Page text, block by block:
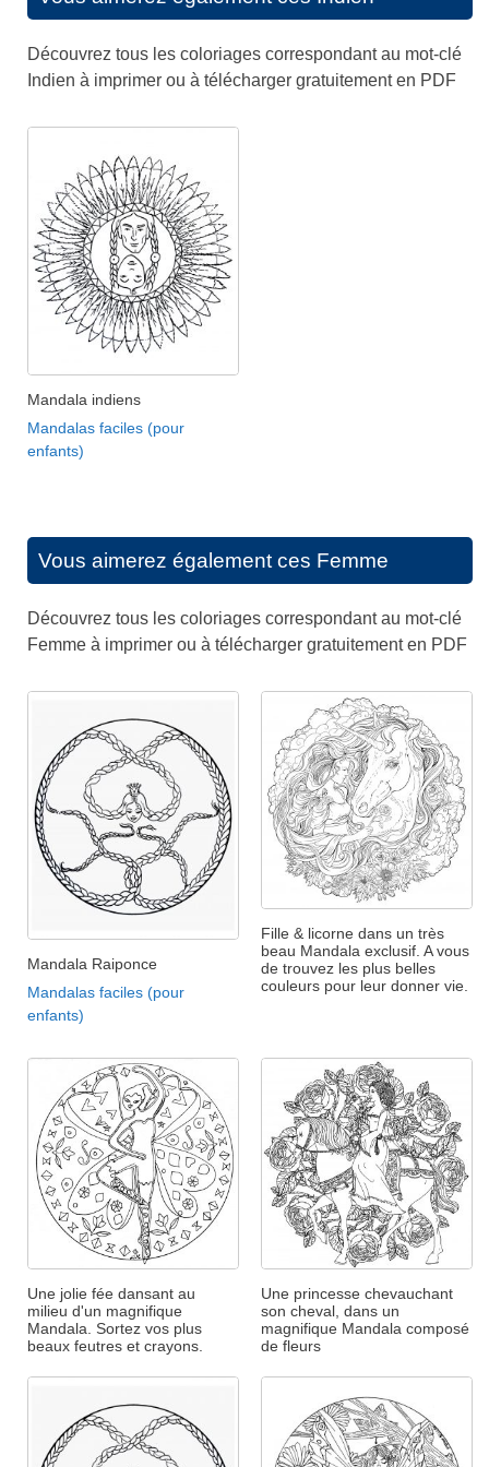
Découvrez tous les coloriages correspondant au mot-clé
Indien à imprimer ou à télécharger gratuitement en PDF
Mandala indiens
Mandalas faciles (pour
enfants)
Vous aimerez également ces Femme
Découvrez tous les coloriages correspondant au mot-clé
Femme à imprimer ou à télécharger gratuitement en PDF
Mandala Raiponce
Mandalas faciles (pour
enfants)
Fille & licorne dans un très
beau Mandala exclusif. A vous
de trouvez les plus belles
couleurs pour leur donner vie.
Une jolie fée dansant au
milieu d'un magnifique
Mandala. Sortez vos plus
beaux feutres et crayons.
Une princesse chevauchant
son cheval, dans un
magnifique Mandala composé
de fleurs